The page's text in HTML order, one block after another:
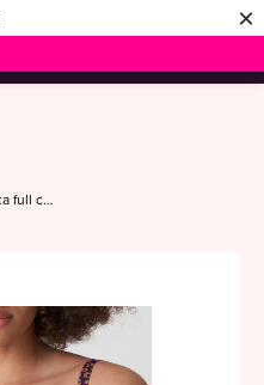
×
Prima Donna Swim Punta Rata full cup D-E water blue